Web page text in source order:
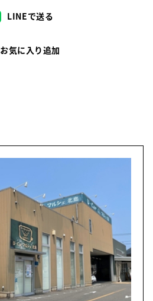
LINEで送る
お気に入り追加